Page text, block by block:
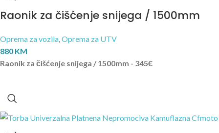
Raonik za čišćenje snijega / 1500mm
Oprema za vozila Oprema za UTV
880 KM
Raonik za čišćenje snijega / 1500mm - 345€